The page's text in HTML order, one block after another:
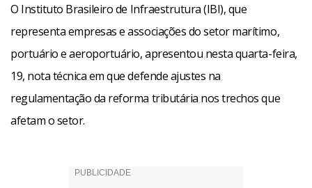
O Instituto Brasileiro de Infraestrutura (IBI), que
representa empresas e associações do setor marítimo,
portuário e aeroportuário, apresentou nesta quarta-feira,
19, nota técnica em que defende ajustes na
regulamentação da reforma tributária nos trechos que
afetam o setor.